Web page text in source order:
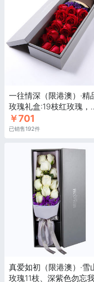
一往情深（限港澳）·精
玫瑰礼盒:19枝红玫瑰，
忘我0.1扎
￥701
已销售192件
真爱如初（限港澳）·雪
玫瑰11枝、深紫色勿忘